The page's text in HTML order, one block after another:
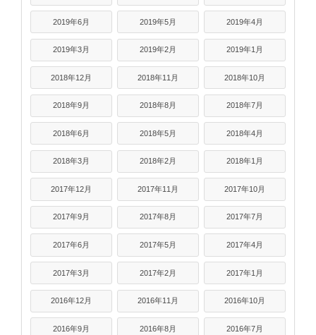
2019年6月 2019年5月 2019年4月
2019年3月 2019年2月 2019年1月
2018年12月 2018年11月 2018年10月
2018年9月 2018年8月 2018年7月
2018年6月 2018年5月 2018年4月
2018年3月 2018年2月 2018年1月
2017年12月 2017年11月 2017年10月
2017年9月 2017年8月 2017年7月
2017年6月 2017年5月 2017年4月
2017年3月 2017年2月 2017年1月
2016年12月 2016年11月 2016年10月
2016年9月 2016年8月 2016年7月